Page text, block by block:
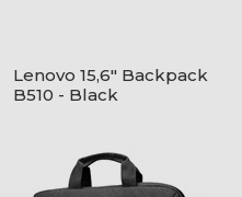
Lenovo 15,6" Backpack
B510 - Black